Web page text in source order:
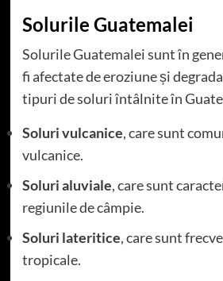
Solurile Guatemalei
Solurile Guatemalei sunt în
fi afectate de eroziune și
tipuri de soluri întâlnite în
Soluri vulcanice, care sunt
vulcanice.
Soluri aluviale, care sunt
regiunile de câmpie.
Soluri lateritice, care sunt
tropicale.